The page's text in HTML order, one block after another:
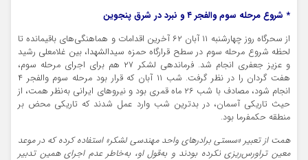
* شروع مرحله سوم والفجر ۴ و نبرد در شرق پنجوین
از سحرگاه روز چهارشنبه ۱۱ آبان ۶۲ آخرین اقدامات و هماهنگی‌های باقیمانده تا
لحظه شروع مرحله سوم در سطح قرارگاه حمزه سیدالشهدا، بین غلامعلی رشید
و عزیز جعفری انجام شد. فرماندهی لشکر ۲۷ هم برای اجرای مرحله سوم،
هفت گردان را در نظر گرفت. شب ۱۱ آبان که قرار بود مرحله سوم والفجر ۴
انجام شود، مصادف با شب ۲۶ ماه قمری بود و نیروهای ایرانی به‌نظر همت، از
حیث تاریکی آسمان، در بدترین شب وارد عمل شدند که تاریکی محض بر
منطقه حکمفرما بود.
همت از تعبیر «سستی برادرهای واحد مهندسی لشکر» استفاده کرده که در موعد
معین تراورس‌ریزی نکرده بودند و به‌قول او، به‌خاطر عدم اجرای همین تدبیر